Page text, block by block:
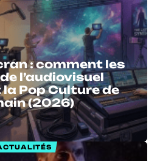
: comment les
l’audiovisuel
Pop Culture de
(2026)